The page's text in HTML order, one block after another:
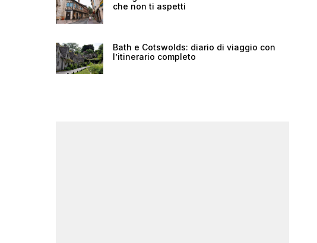
che non ti aspetti
Bath e Cotswolds: diario di viaggio con
l’itinerario completo